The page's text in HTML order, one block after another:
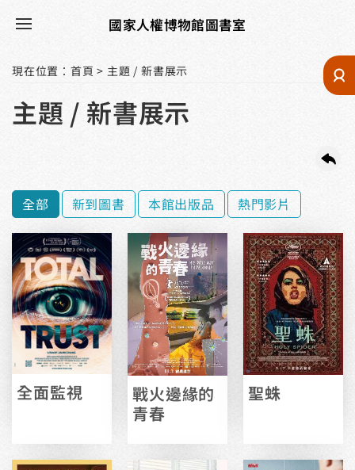
國家人權博物館圖書室
現在位置 ：首頁 > 主題 / 新書展示
主題 / 新書展示
全部 新到圖書 本館出版品 熱門影片
全面監視
戰火邊緣的
青春
聖蛛